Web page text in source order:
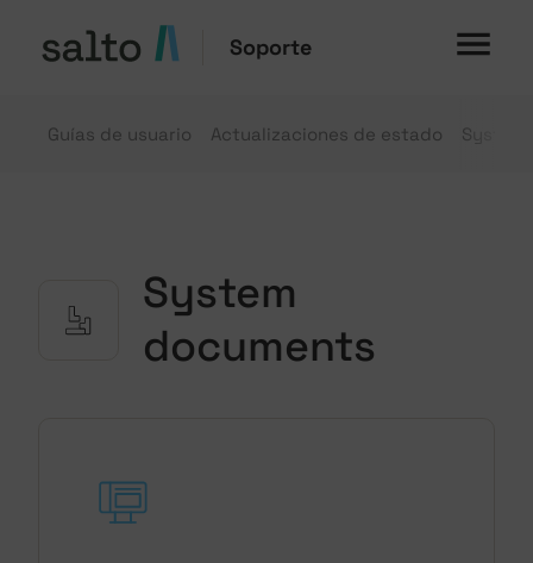
Soporte
Guías de usuario Actualizaciones de estado
System
documents